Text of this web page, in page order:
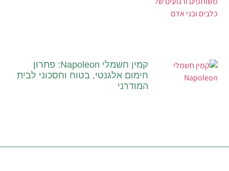
קמין חשמלי Napoleon: פתרון
חימום אלגנטי, בטוח וחסכוני לבית
המודרני